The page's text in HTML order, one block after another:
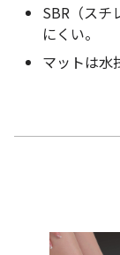
SBR（スチ
にくい。
マットは水